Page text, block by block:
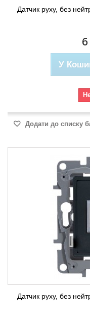
Датчик руху, без
У
Додати до списку
Датчик руху, без